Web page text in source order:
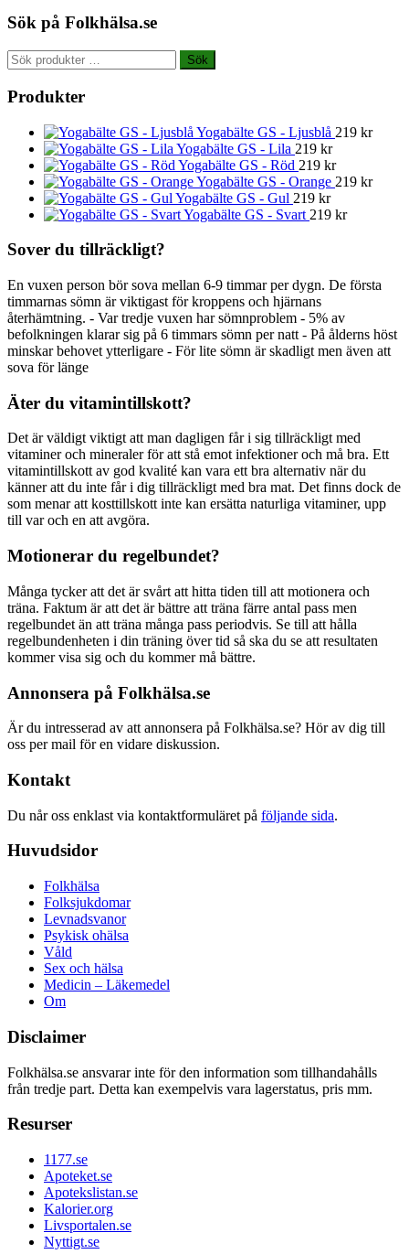
Sök på Folkhälsa.se
Sök
efter:
Sök
Produkter
Yogabälte GS - Ljusblå 219 kr
Yogabälte GS - Lila 219 kr
Yogabälte GS - Röd 219 kr
Yogabälte GS - Orange 219 kr
Yogabälte GS - Gul 219 kr
Yogabälte GS - Svart 219 kr
Sover du tillräckligt?
En vuxen person bör sova mellan 6-9 timmar per dygn. De första
timmarnas sömn är viktigast för kroppens och hjärnans
återhämtning. - Var tredje vuxen har sömnproblem - 5% av
befolkningen klarar sig på 6 timmars sömn per natt - På ålderns höst
minskar behovet ytterligare - För lite sömn är skadligt men även att
sova för länge
Äter du vitamintillskott?
Det är väldigt viktigt att man dagligen får i sig tillräckligt med
vitaminer och mineraler för att stå emot infektioner och må bra. Ett
vitamintillskott av god kvalité kan vara ett bra alternativ när du
känner att du inte får i dig tillräckligt med bra mat. Det finns dock de
som menar att kosttillskott inte kan ersätta naturliga vitaminer, upp
till var och en att avgöra.
Motionerar du regelbundet?
Många tycker att det är svårt att hitta tiden till att motionera och
träna. Faktum är att det är bättre att träna färre antal pass men
regelbundet än att träna många pass periodvis. Se till att hålla
regelbundenheten i din träning över tid så ska du se att resultaten
kommer visa sig och du kommer må bättre.
Annonsera på Folkhälsa.se
Är du intresserad av att annonsera på Folkhälsa.se? Hör av dig till
oss per mail för en vidare diskussion.
Kontakt
Du når oss enklast via kontaktformuläret på följande sida.
Huvudsidor
Folkhälsa
Folksjukdomar
Levnadsvanor
Psykisk ohälsa
Våld
Sex och hälsa
Medicin – Läkemedel
Om
Disclaimer
Folkhälsa.se ansvarar inte för den information som tillhandahålls
från tredje part. Detta kan exempelvis vara lagerstatus, pris mm.
Resurser
1177.se
Apoteket.se
Apotekslistan.se
Kalorier.org
Livsportalen.se
Nyttigt.se